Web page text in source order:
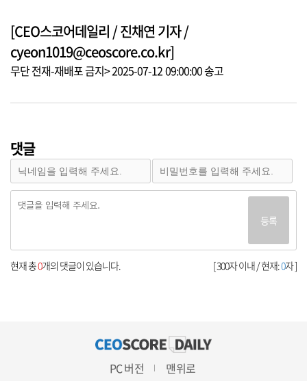
[CEO스코어데일리 / 진채연 기자 /
cyeon1019@ceoscore.co.kr]
무단 전재-재배포 금지> 2025-07-12 09:00:00 송고
댓글
등록
[ 300자 이내 / 현재:0자 ]
현재 총0개의 댓글이 있습니다.
PC 버전 맨위로